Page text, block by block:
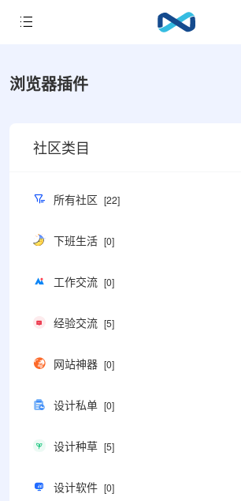
浏览器插件
社区类目
所有社区 [22]
下班生活 [0]
工作交流 [0]
经验交流 [5]
网站神器 [0]
设计私单 [0]
设计种草 [5]
设计软件 [0]